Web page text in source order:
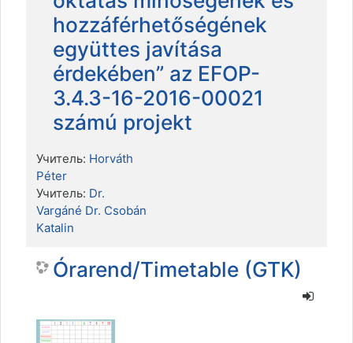
hozzáférhetőségének
együttes javítása
érdekében” az EFOP-
3.4.3-16-2016-00021
számú projekt
Учитель: Horváth
Péter
Учитель: Dr.
Vargáné Dr. Csobán
Katalin
Órarend/Timetable (GTK)